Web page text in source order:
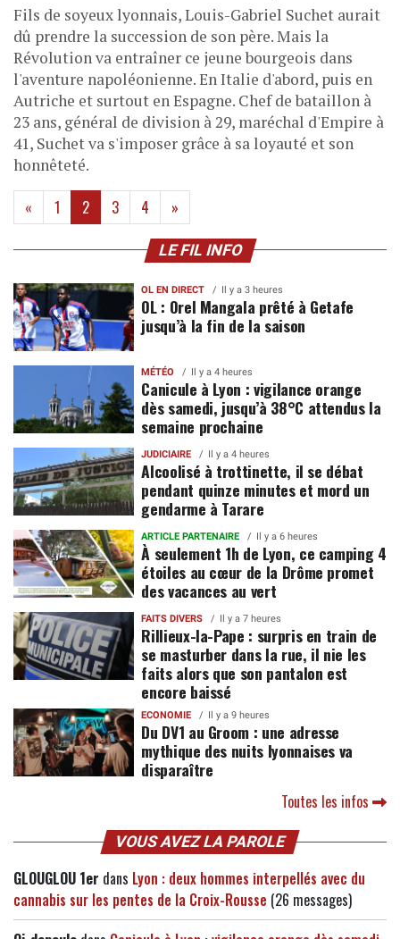
Fils de soyeux lyonnais, Louis-Gabriel Suchet aurait
dû prendre la succession de son père. Mais la
Révolution va entraîner ce jeune bourgeois dans
l'aventure napoléonienne. En Italie d'abord, puis en
Autriche et surtout en Espagne. Chef de bataillon à
23 ans, général de division à 29, maréchal d'Empire à
41, Suchet va s'imposer grâce à sa loyauté et son
honnêteté.
« 1 2(current)
3 4 »
LE FIL INFO
OL EN DIRECT Il y a 3 heures
OL : Orel Mangala prêté à Getafe
jusqu’à la fin de la saison
MÉTÉO Il y a 4 heures
Canicule à Lyon : vigilance orange
dès samedi, jusqu’à 38°C attendus la
semaine prochaine
JUDICIAIRE Il y a 4 heures
Alcoolisé à trottinette, il se débat
pendant quinze minutes et mord un
gendarme à Tarare
ARTICLE PARTENAIRE Il y a 6 heures
À seulement 1h de Lyon, ce camping 4
étoiles au cœur de la Drôme promet
des vacances au vert
FAITS DIVERS Il y a 7 heures
Rillieux-la-Pape : surpris en train de
se masturber dans la rue, il nie les
faits alors que son pantalon est
encore baissé
ECONOMIE Il y a 9 heures
Du DV1 au Groom : une adresse
mythique des nuits lyonnaises va
disparaître
Toutes les infos
VOUS AVEZ LA PAROLE
GLOUGLOU 1er dans Lyon : deux hommes interpellés avec du
cannabis sur les pentes de la Croix-Rousse (26 messages)